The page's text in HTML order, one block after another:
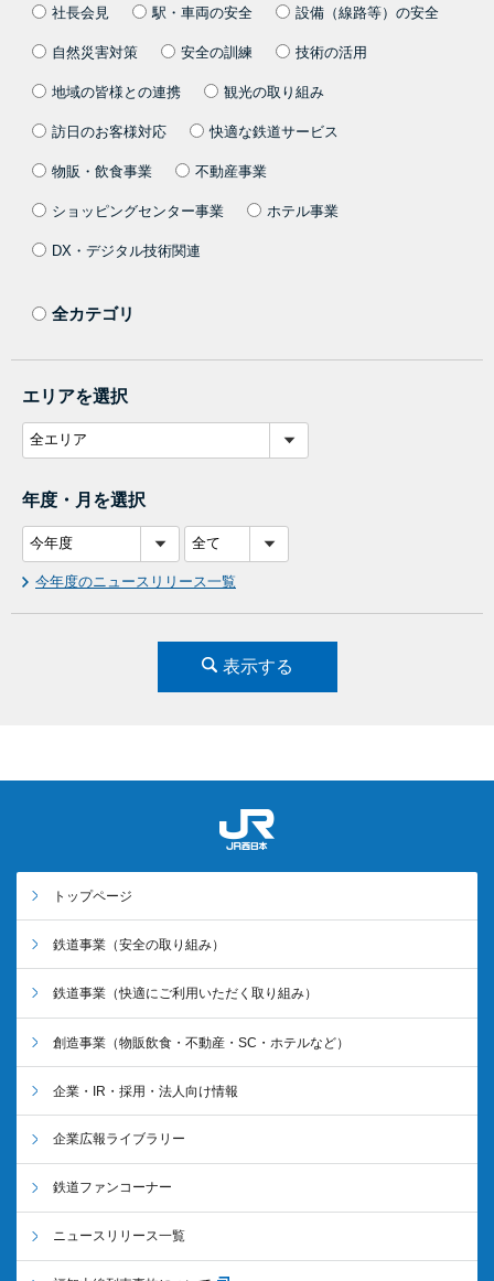
社長会見 駅・車両の安全 設備（線路等）の安全
自然災害対策 安全の訓練 技術の活用
地域の皆様との連携 観光の取り組み
訪日のお客様対応 快適な鉄道サービス
物販・飲食事業 不動産事業
ショッピングセンター事業 ホテル事業
DX・デジタル技術関連
全カテゴリ
エリアを選択
年度・月を選択
今年度のニュースリリース一覧
表示する
トップページ
鉄道事業 （安全の取り組み）
鉄道事業 （快適にご利用いただく取り組み）
創造事業 （物販飲食・不動産・SC・ホテルなど）
企業・IR・採用・法人向け情報
企業広報ライブラリー
鉄道ファンコーナー
ニュースリリース一覧